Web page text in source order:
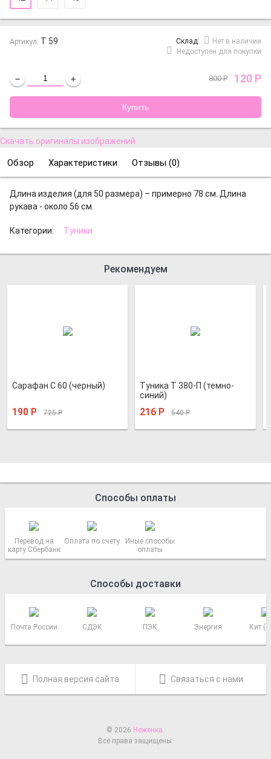
Артикул: Т 59 Cклад:
Нет в наличии
Недоступен для покупки
− + 800Р 120 Р
Скачать оригиналы изображений
Обзор Характеристики Отзывы (0)
Длина изделия (для 50 размера) – примерно 78 см. Длина
рукава - около 56 см.
Категории: Туники
Рекомендуем
Сарафан С 60 (черный)
190 Р 725Р
Туника Т 380-П (темно-
синий)
216 Р 540Р
Способы оплаты
Перевод на
карту Сбербанк
Оплата по счету
Иные способы
оплаты
Способы доставки
Почта России СДЭК ПЭК Энергия Кит
Полная версия сайта Связаться с нами
© 2026 Неженка.
Все права защищены.